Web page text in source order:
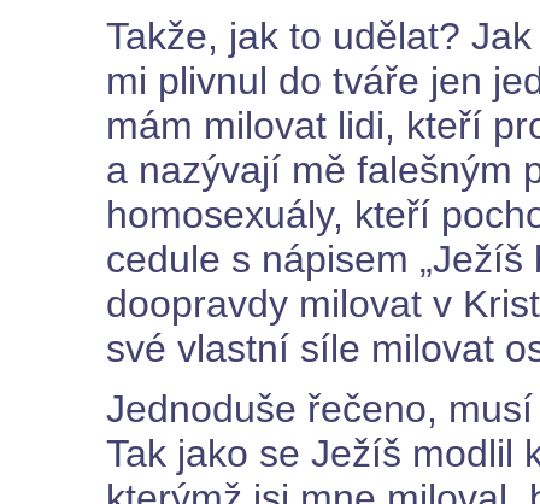
Takže, jak to udělat?
mi plivnul do tváře jen
mám milovat lidi, kteří
a nazývají mě falešným
homosexuály, kteří
cedule s nápisem „Ježíš
doopravdy milovat v
své vlastní síle milovat
Jednoduše řečeno,
Tak jako se Ježíš modlil